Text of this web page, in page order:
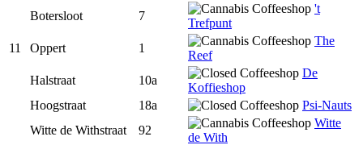
11
Botersloot
7
't
Trefpunt
Oppert
1
The
Reef
Halstraat
10a
De
Koffieshop
Hoogstraat
18a Psi-Nauts
Witte de Withstraat 92
Witte
de With